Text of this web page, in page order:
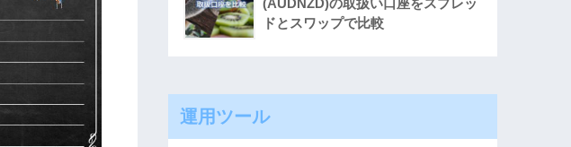
(AUDNZD)の取扱い口座をスプレッ
ドとスワップで比較
運用ツール